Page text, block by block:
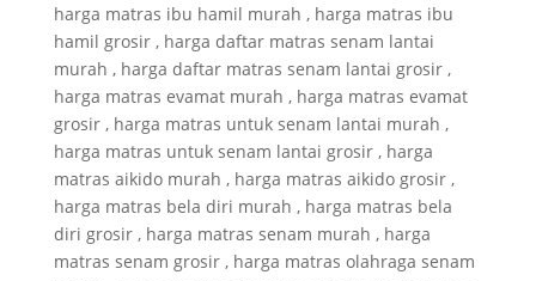
harga matras ibu hamil murah , harga matras ibu
hamil grosir , harga daftar matras senam lantai
murah , harga daftar matras senam lantai grosir ,
harga matras evamat murah , harga matras evamat
grosir , harga matras untuk senam lantai murah ,
harga matras untuk senam lantai grosir , harga
matras aikido murah , harga matras aikido grosir ,
harga matras bela diri murah , harga matras bela
diri grosir , harga matras senam murah , harga
matras senam grosir , harga matras olahraga senam